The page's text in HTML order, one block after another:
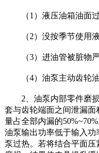
（ 1）液压油箱油面
（2）没按季节使用
（3）进油管被脏物
（4）油泵主动齿轮
2、油泵内部零件磨
套与齿轮端面之间泄漏
量占全部内漏的
油泵输出功率低于输入
泵过热。若将结合平面